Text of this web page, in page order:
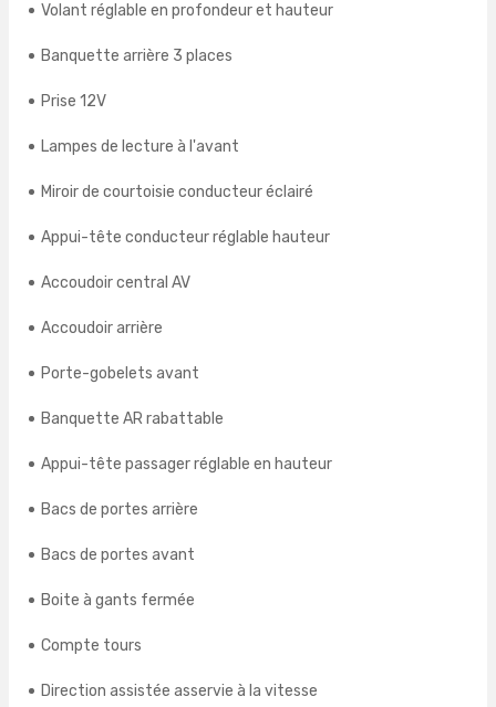
Volant réglable en profondeur et hauteur
Banquette arrière 3 places
Prise 12V
Lampes de lecture à l'avant
Miroir de courtoisie conducteur éclairé
Appui-tête conducteur réglable hauteur
Accoudoir central AV
Accoudoir arrière
Porte-gobelets avant
Banquette AR rabattable
Appui-tête passager réglable en hauteur
Bacs de portes arrière
Bacs de portes avant
Boite à gants fermée
Compte tours
Direction assistée asservie à la vitesse